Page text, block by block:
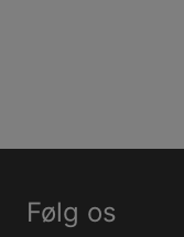
Følg os